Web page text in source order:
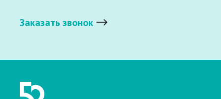
Заказать звонок